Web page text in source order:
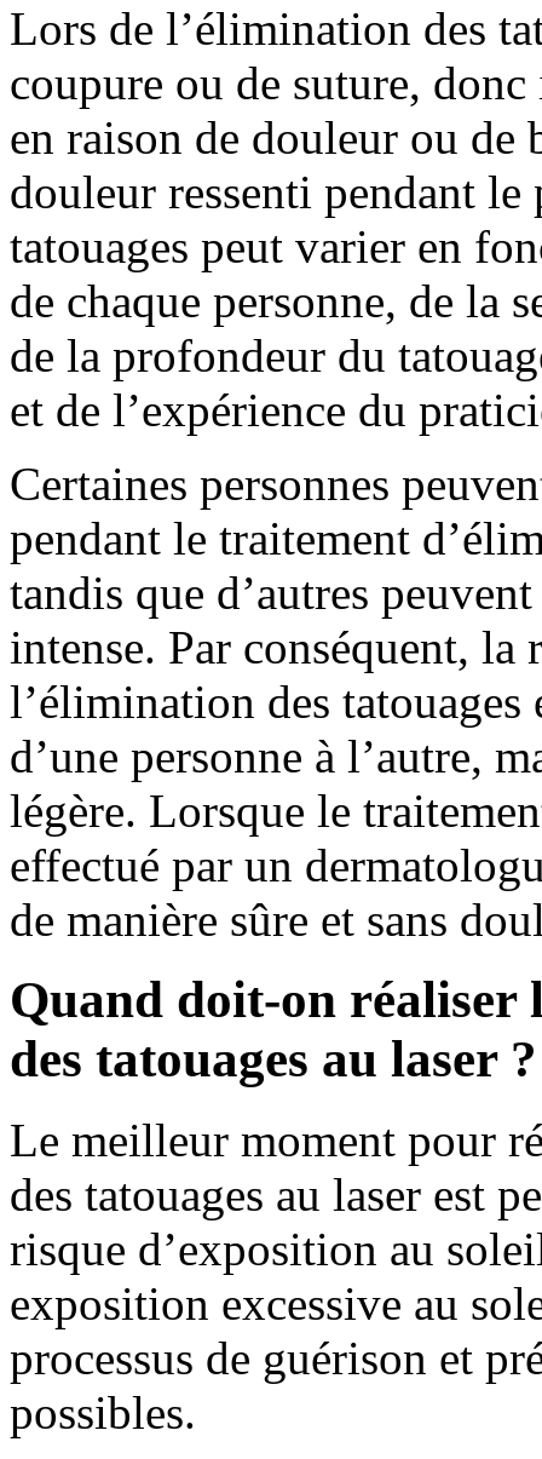
Lors de l’élimination des
coupure ou de suture,
en raison de douleur ou de
douleur ressenti pendant le
tatouages peut varier en
de chaque personne, de la
de la profondeur du
et de l’expérience du
Certaines personnes
pendant le traitement
tandis que d’autres
intense. Par conséquent, la
l’élimination des
d’une personne à l’autre,
légère. Lorsque le
effectué par un
de manière sûre et sans
Quand doit-on réaliser
des tatouages au laser ?
Le meilleur moment pour
des tatouages au laser est
risque d’exposition au
exposition excessive au
processus de guérison et
possibles.